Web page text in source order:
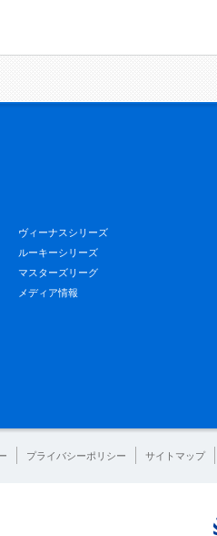
ヴィーナスシリーズ
ルーキーシリーズ
マスターズリーグ
メディア情報
プライバシーポリシー サイトマップ